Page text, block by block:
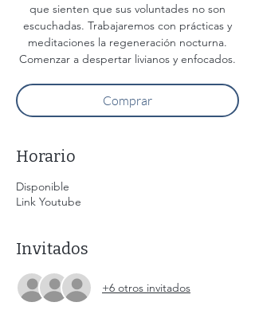
que sienten que sus voluntades no son
escuchadas. Trabajaremos con prácticas y
meditaciones la regeneración nocturna.
Comprar
Horario
Disponible
Link Youtube
Invitados
+6 otros invitados